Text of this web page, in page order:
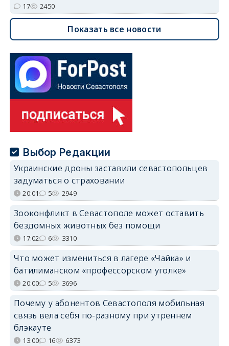
17 2450
Показать все новости
Выбор Редакции
Украинские дроны заставили севастопольцев
задуматься о страховании
20:01 5 2949
Зооконфликт в Севастополе может оставить
бездомных животных без помощи
17:02 6 3310
Что может измениться в лагере «Чайка» и
батилиманском «профессорском уголке»
20:00 5 3696
Почему у абонентов Севастополя мобильная
связь вела себя по-разному при утреннем
блэкауте
13:00 16 6373